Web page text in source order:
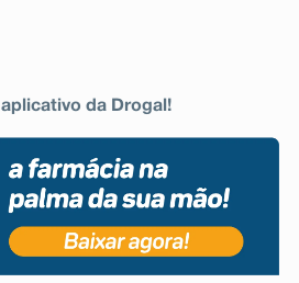
aplicativo da Drogal!